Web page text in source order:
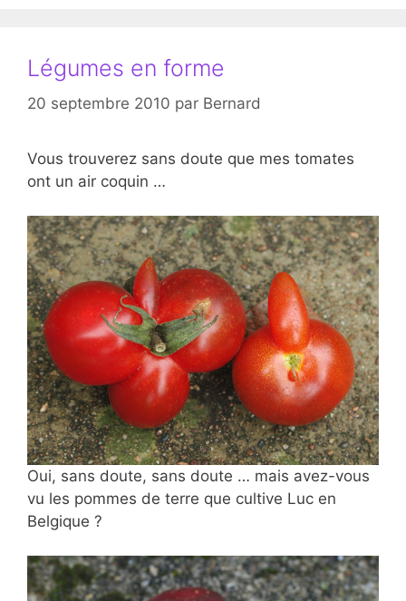
Légumes en forme
20 septembre 2010 par Bernard
Vous trouverez sans doute que mes tomates
ont un air coquin …
Oui, sans doute, sans doute … mais avez-vous
vu les pommes de terre que cultive Luc en
Belgique ?